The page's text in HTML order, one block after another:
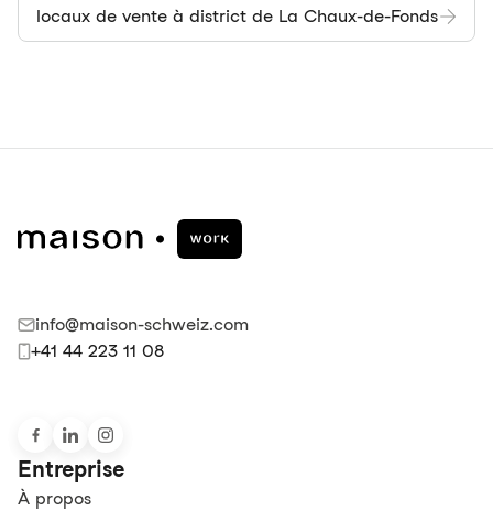
locaux de vente à district de La Chaux-de-Fonds
info@maison-schweiz.com
+41 44 223 11 08
Entreprise
À propos